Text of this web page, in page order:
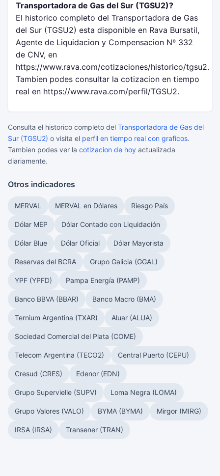
Transportadora de Gas del Sur (TGSU2)?
El historico completo del Transportadora de Gas
del Sur (TGSU2) esta disponible en Rava Bursatil,
Agente de Liquidacion y Compensacion Nº 332
de CNV, en
https://www.rava.com/cotizaciones/historico/tgsu2.
Tambien podes consultar la cotizacion en tiempo
real en https://www.rava.com/perfil/TGSU2.
Consulta el historico completo del Transportadora de Gas del
Sur (TGSU2) o visita el perfil en tiempo real con graficos.
Tambien podes ver la cotizacion de hoy actualizada
diariamente.
Otros indicadores
MERVAL MERVAL en Dólares Riesgo País
Dólar MEP Dólar Contado con Liquidación
Dólar Blue Dólar Oficial Dólar Mayorista
Reservas del BCRA Grupo Galicia (GGAL)
YPF (YPFD) Pampa Energía (PAMP)
Banco BBVA (BBAR) Banco Macro (BMA)
Ternium Argentina (TXAR) Aluar (ALUA)
Sociedad Comercial del Plata (COME)
Telecom Argentina (TECO2) Central Puerto (CEPU)
Cresud (CRES) Edenor (EDN)
Grupo Supervielle (SUPV) Loma Negra (LOMA)
Grupo Valores (VALO) BYMA (BYMA) Mirgor (MIRG)
IRSA (IRSA) Transener (TRAN)